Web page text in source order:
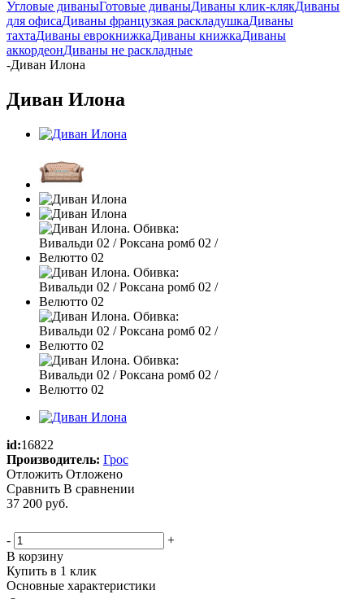
Угловые диваныГотовые диваныДиваны клик-клякДиваны
для офисаДиваны французкая раскладушкаДиваны
тахтаДиваны еврокнижкаДиваны книжкаДиваны
аккордеонДиваны не раскладные
-Диван Илона
Диван Илона
id:16822
Производитель: Грос
Отложить Отложено
Сравнить В сравнении
37 200 руб.
-
+
В корзину
Купить в 1 клик
Основные характеристики